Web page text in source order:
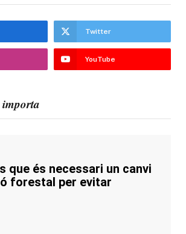
Twitter
YouTube
que és necessari un canvi
forestal per evitar